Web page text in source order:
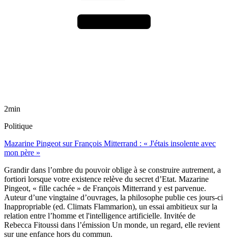
2min
Politique
Mazarine Pingeot sur François Mitterrand : « J'étais insolente avec
mon père »
Grandir dans l’ombre du pouvoir oblige à se construire autrement, a
fortiori lorsque votre existence relève du secret d’Etat. Mazarine
Pingeot, « fille cachée » de François Mitterrand y est parvenue.
Auteur d’une vingtaine d’ouvrages, la philosophe publie ces jours-ci
Inappropriable (ed. Climats Flammarion), un essai ambitieux sur la
relation entre l’homme et l'intelligence artificielle. Invitée de
Rebecca Fitoussi dans l’émission Un monde, un regard, elle revient
sur une enfance hors du commun.